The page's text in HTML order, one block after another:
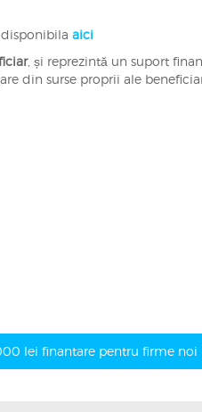
aici
, și reprezintă un suport
din surse proprii ale
lei finantare pentru firme noi